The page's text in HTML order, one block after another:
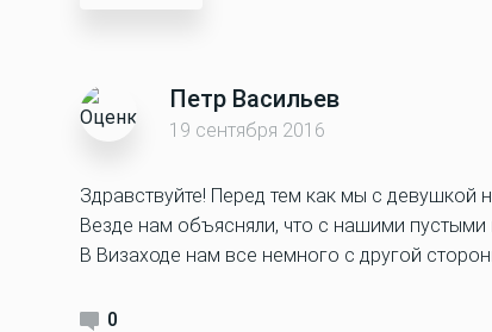
Петр Васильев
19 сентября 2016
Здравствуйте! Перед тем как мы с девушкой
Везде нам объясняли, что с нашими
В Визаходе нам все немного с другой
0